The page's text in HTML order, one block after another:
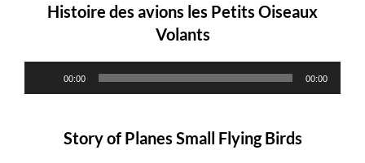
Histoire des avions les Petits Oiseaux
Volants
00:00 00:00
Story of Planes Small Flying Birds